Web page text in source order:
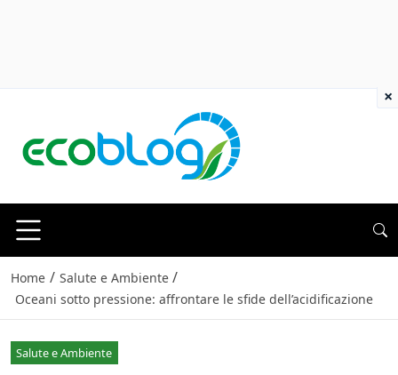
Home / Salute e Ambiente /
Oceani sotto pressione: affrontare le sfide dell’acidificazione
Salute e Ambiente
×